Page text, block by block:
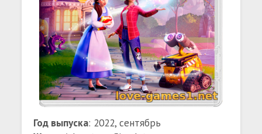
Год выпуска: 2022, сентябрь